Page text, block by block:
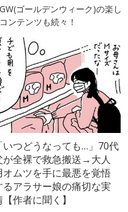
ゴールデンウィーク)の楽し
ンテンツも続々！
いつどうなっても…」70代
が全裸で救急搬送→大人
オムツを手に最悪を覚悟
るアラサー娘の痛切な実
【作者に聞く】